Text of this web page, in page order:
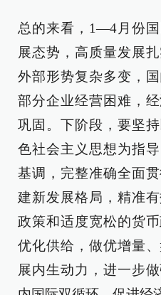
总的来看，1—4月份
展态势，高质量发展
外部形势复杂多变，
部分企业经营困难，
巩固。下阶段，要坚
色社会主义思想为指
基调，完整准确全面
建新发展格局，精准
政策和适度宽松的货
优化供给，做优增量
展内生动力，进一步